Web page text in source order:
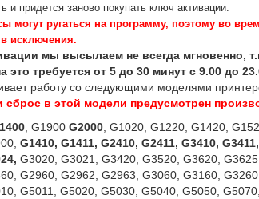
и придется заново покупать ключ активации.
могут ругаться на программу, поэтому во
исключения.
мы высылаем не всегда мгновенно,
это требуется от 5 до 30 минут с 9.00 до
работу со следующими моделями
в этой модели предусмотрен
, G1900 G2000, G1020, G1220, G1420,
G1410, G1411, G2410, G2411, G3410, G3411,
G3020, G3021, G3420, G3520, G3620,
G2960, G2962, G2963, G3060, G3160,
G5011, G5020, G5030, G5040, G5050,